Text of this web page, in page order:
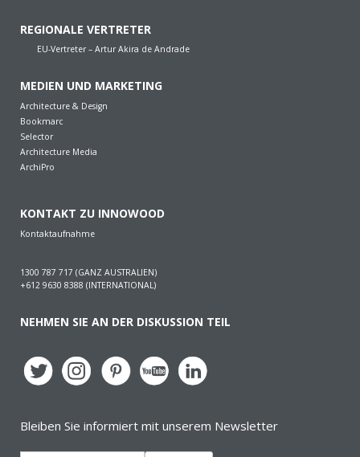
REGIONALE VERTRETER
EU-Vertreter – Artur Akira de Andrade
MEDIEN UND MARKETING
Architecture & Design
Bookmarc
Selector
Architecture Media
ArchiPro
KONTAKT ZU INNOWOOD
Kontaktaufnahme
1300 787 717 (GANZ AUSTRALIEN)
+612 9630 8388 (INTERNATIONAL)
NEHMEN SIE AN DER DISKUSSION TEIL
Bleiben Sie informiert mit unserem Newsletter